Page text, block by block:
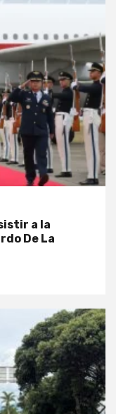
a la
De La